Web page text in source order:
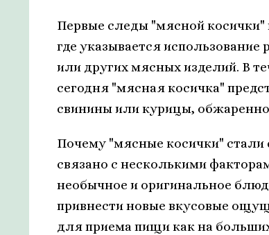
Первые следы "мясной косички"
где указывается
или других мясных изделий. В
сегодня "мясная косичка"
свинины или курицы,
Почему "мясные косички"
связано с несколькими
необычное и оригинальное
привнести новые вкусовые
для приема пищи как на